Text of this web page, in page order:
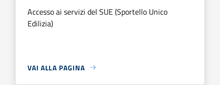
Accesso ai servizi del SUE (Sportello Unico
Edilizia)
VAI ALLA PAGINA